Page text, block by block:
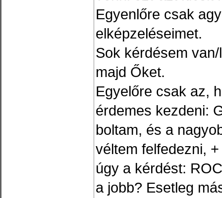
Egyenlőre csak
elképzeléseimet.
Sok kérdésem
majd Őket.
Egyelőre csak az,
érdemes kezdeni:
boltam, és a
véltem felfedezni,
úgy a kérdést:
a jobb? Esetleg